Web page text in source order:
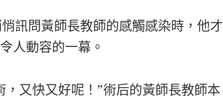
訊問黃師長教師的感觸感染時，他才
人動容的一幕。
又快又好呢！”術后的黃師長教師本